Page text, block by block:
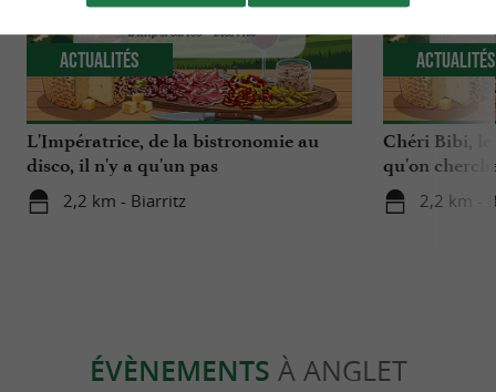
L'Impératrice, de la bistronomie au
disco, il n'y a qu'un pas
2,2 km - Biarritz
Actualités
Chéri Bibi,
qu'on
2,2 km -
Actualités
ÉVÈNEMENTS À ANGLET